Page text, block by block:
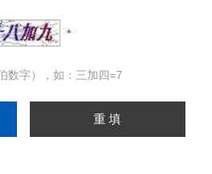
数字），如：三加四=7